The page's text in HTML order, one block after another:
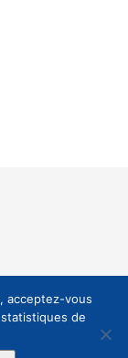
acceptez-vous
de